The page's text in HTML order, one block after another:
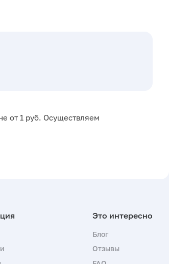
от 1 руб. Осуществляем
Блог
Отзывы